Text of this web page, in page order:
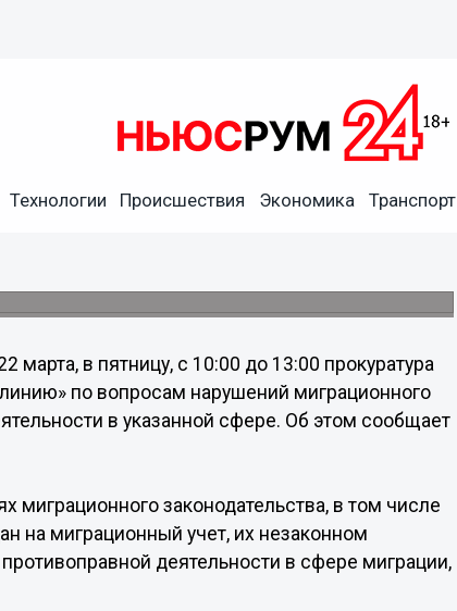
Технологии Происшествия Экономика Транспорт
о нарушениях
марта, в пятницу, с 10:00 до 13:00 прокуратура
по вопросам нарушений миграционного
в указанной сфере. Об этом сообщает
законодательства, в том числе
на миграционный учет, их незаконном
деятельности в сфере миграции,